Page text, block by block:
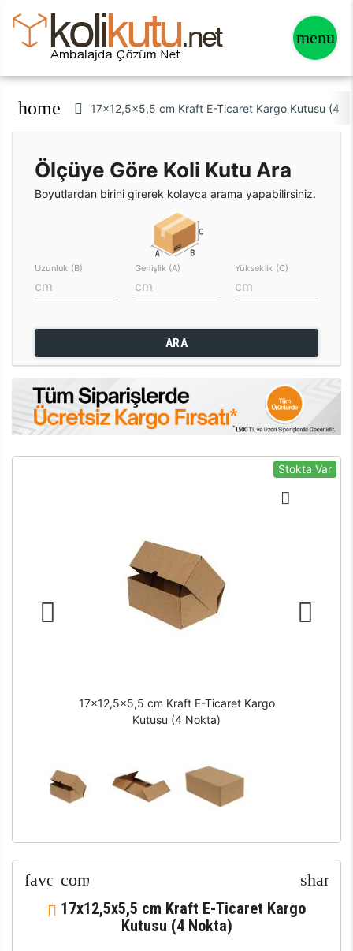
home 17x12,5x5,5 cm Kraft E-Ticaret Kargo Kutusu (4
Ölçüye Göre Koli Kutu Ara
Boyutlardan birini girerek kolayca arama yapabilirsiniz.
Uzunluk (B) Genişlik (A) Yükseklik (C)
ARA
Stokta Var
17x12,5x5,5 cm Kraft E-Ticaret Kargo
Kutusu (4 Nokta)
17x12,5x5,5 cm Kraft E-Ticaret Kargo
Kutusu (4 Nokta)